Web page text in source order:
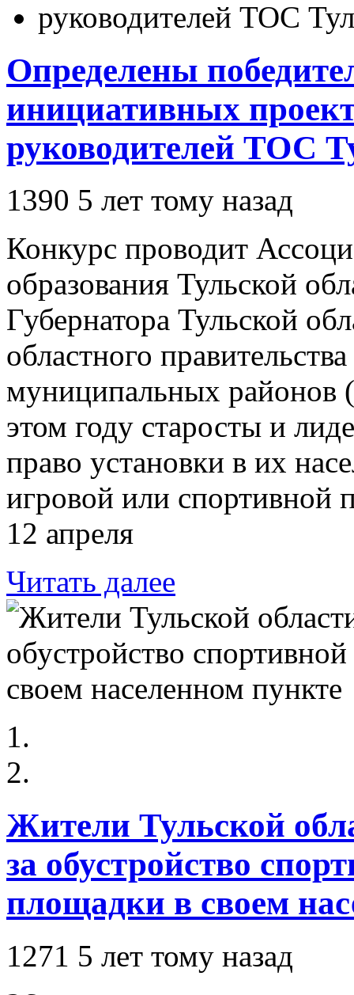
Определены
инициативных
руководителей ТОС
1390 5 лет тому назад
Конкурс проводит
образования Тульской
Губернатора Тульской
областного
муниципальных районов
этом году старосты и
право установки в их
игровой или спортивной
12 апреля
Читать далее
Жители Тульской
за обустройство
площадки в своем
1271 5 лет тому назад